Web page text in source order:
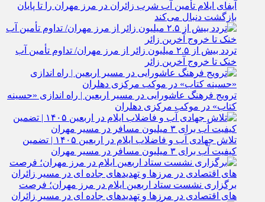
آبفای ایلام تأمین آب شرب زائران در مرز مهران را تا پایان
بازگشت دنبال می‌کند
تردد بیش از ۲.۵ میلیون زائر از مرز مهران/ تداوم تأمین آب
خنک تا خروج آخرین زائر
ترویج فرهنگ عاشورایی در مسیر اربعین | راه‌ اندازی «حسینه
کتاب» در موکب مرکزی دهلران
تلاش جهادی آب و فاضلاب ایلام در اربعین ۱۴۰۵ | تضمین
کیفیت آب برای ۳ میلیون مسافر در مسیر مهران
برگزاری نشست ستاد اربعین ایلام در مرز مهران؛ فرصت‌
های اقتصادی در مرزها و تهدیدهای جاده‌ ای در مسیر زائران